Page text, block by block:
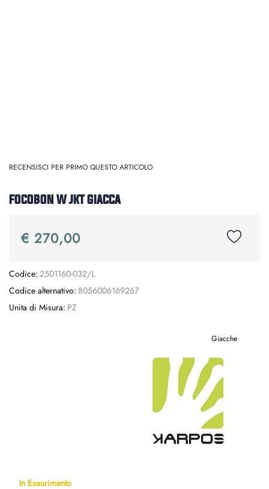
RECENSISCI PER PRIMO QUESTO ARTICOLO
FOCOBON W JKT GIACCA
€ 270,00
Codice: 2501160-032/L
Codice alternativo: 8056006169267
Unita di Misura: PZ
Giacche
In Esaurimento